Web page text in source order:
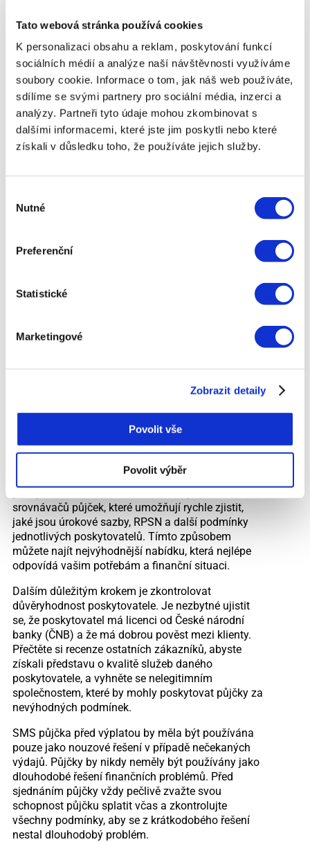
Tato webová stránka používá cookies
K personalizaci obsahu a reklam, poskytování funkcí
sociálních médií a analýze naší návštěvnosti využíváme
soubory cookie. Informace o tom, jak náš web používáte,
sdílíme se svými partnery pro sociální média, inzerci a
analýzy. Partneři tyto údaje mohou zkombinovat s
dalšími informacemi, které jste jim poskytli nebo které
získali v důsledku toho, že používáte jejich služby.
souhlasu
Nutné
Preferenční
Statistické
Marketingové
Zobrazit detaily
Povolit vše
Povolit výběr
obvykle velmi krátkou dobu splatnosti, která se
být schopni půjčku splatit velmi rychle po jejím
obdržení, což může být problém pro ty, kteří mají
omezené finanční prostředky. Pokud půjčku
nesplatíte včas, mohou vám být účtovány vysoké
sankční poplatky nebo úroky z prodlení, které
mohou výrazně zvýšit celkové náklady na půjčku a
dostat vás do ještě větších finančních potíží.
Někteří poskytovatelé SMS půjček mohou účtovat
za prodloužení doby splatnosti. Tyto poplatky
důkladně pročíst všechny podmínky a zjistit, jaké
Navzdory rizikům může být SMS půjčka před
možnost projít složitým schvalovacím procesem u
sjednávání SMS půjčky je však důležité být
schopnosti půjčku splatit včas a celkových nákladů
Jedním z doporučení pro ty, kteří plánují využít
SMS půjčku, je porovnat nabídky různých
srovnávačů půjček, které umožňují rychle zjistit,
jaké jsou úrokové sazby, RPSN a další podmínky
jednotlivých poskytovatelů. Tímto způsobem
můžete najít nejvýhodnější nabídku, která nejlépe
odpovídá vašim potřebám a finanční situaci.
Dalším důležitým krokem je zkontrolovat
důvěryhodnost poskytovatele. Je nezbytné ujistit
se, že poskytovatel má licenci od České národní
banky (ČNB) a že má dobrou pověst mezi klienty.
Přečtěte si recenze ostatních zákazníků, abyste
získali představu o kvalitě služeb daného
poskytovatele, a vyhněte se nelegitimním
společnostem, které by mohly poskytovat půjčky za
nevýhodných podmínek.
SMS půjčka před výplatou by měla být používána
pouze jako nouzové řešení v případě nečekaných
výdajů. Půjčky by nikdy neměly být používány jako
dlouhodobé řešení finančních problémů. Před
sjednáním půjčky vždy pečlivě zvažte svou
schopnost půjčku splatit včas a zkontrolujte
všechny podmínky, aby se z krátkodobého řešení
nestal dlouhodobý problém.